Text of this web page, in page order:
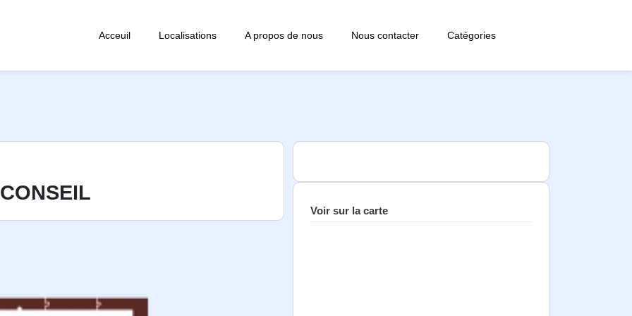
Acceuil Localisations A propos de nous Nous contacter Catégories
Voir sur la carte